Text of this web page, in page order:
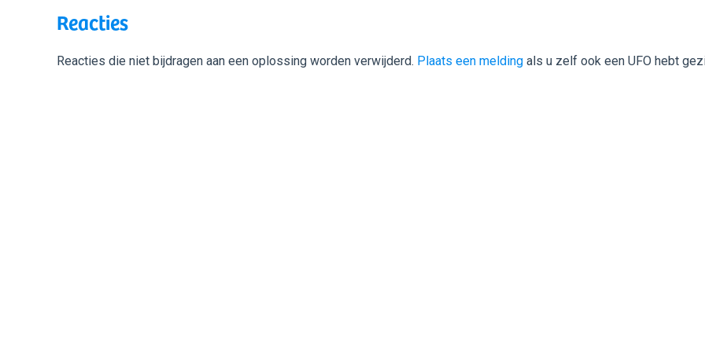
Reacties
Reacties die niet bijdragen aan een oplossing worden verwijderd. Plaats een melding als u zelf ook een UFO hebt